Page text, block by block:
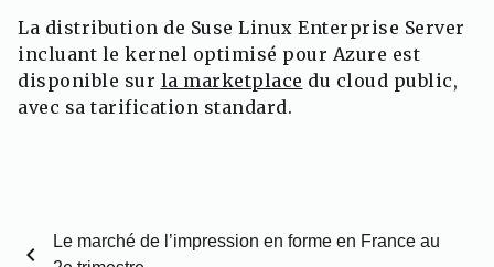
La distribution de Suse Linux Enterprise Server
incluant le kernel optimisé pour Azure est
disponible sur la marketplace du cloud public,
avec sa tarification standard.
chevron_left
Le marché de l’impression en forme en France au